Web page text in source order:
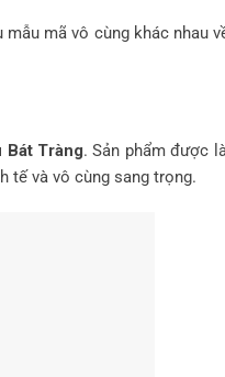
mã vô cùng khác nhau
Bát Tràng. Sản phẩm được
tế và vô cùng sang trọng.